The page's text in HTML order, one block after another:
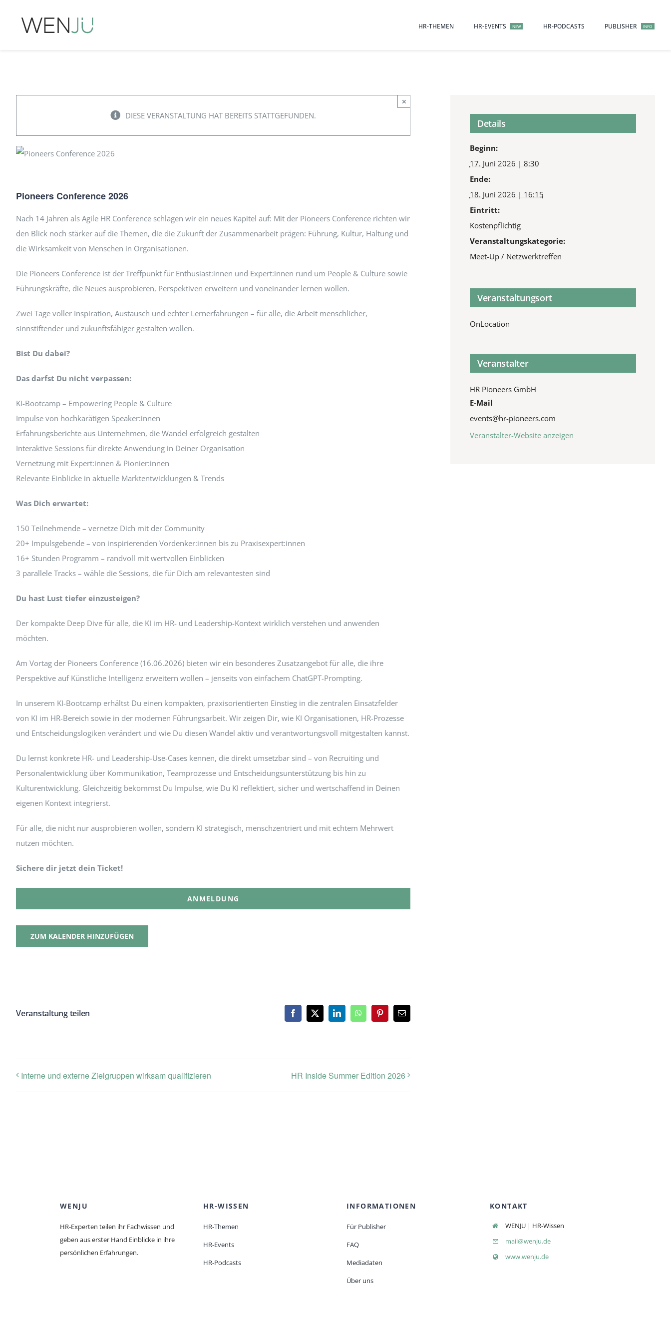
HR-THEMEN HR-EVENTS NEW HR-PODCASTS PUBLISHER INFO
DIESE VERANSTALTUNG HAT BEREITS STATTGEFUNDEN.
×
Pioneers Conference 2026
Nach 14 Jahren als Agile HR Conference schlagen wir ein neues Kapitel auf: Mit der Pioneers Conference richten wir
den Blick noch stärker auf die Themen, die die Zukunft der Zusammenarbeit prägen: Führung, Kultur, Haltung und
die Wirksamkeit von Menschen in Organisationen.
Die Pioneers Conference ist der Treffpunkt für Enthusiast:innen und Expert:innen rund um People & Culture sowie
Führungskräfte, die Neues ausprobieren, Perspektiven erweitern und voneinander lernen wollen.
Zwei Tage voller Inspiration, Austausch und echter Lernerfahrungen – für alle, die Arbeit menschlicher,
sinnstiftender und zukunftsfähiger gestalten wollen.
Bist Du dabei?
Das darfst Du nicht verpassen:
KI-Bootcamp – Empowering People & Culture
Impulse von hochkarätigen Speaker:innen
Erfahrungsberichte aus Unternehmen, die Wandel erfolgreich gestalten
Interaktive Sessions für direkte Anwendung in Deiner Organisation
Vernetzung mit Expert:innen & Pionier:innen
Relevante Einblicke in aktuelle Marktentwicklungen & Trends
Was Dich erwartet:
150 Teilnehmende – vernetze Dich mit der Community
20+ Impulsgebende – von inspirierenden Vordenker:innen bis zu Praxisexpert:innen
16+ Stunden Programm – randvoll mit wertvollen Einblicken
3 parallele Tracks – wähle die Sessions, die für Dich am relevantesten sind
Du hast Lust tiefer einzusteigen?
Der kompakte Deep Dive für alle, die KI im HR- und Leadership-Kontext wirklich verstehen und anwenden
möchten.
Am Vortag der Pioneers Conference (16.06.2026) bieten wir ein besonderes Zusatzangebot für alle, die ihre
Perspektive auf Künstliche Intelligenz erweitern wollen – jenseits von einfachem ChatGPT-Prompting.
In unserem KI-Bootcamp erhältst Du einen kompakten, praxisorientierten Einstieg in die zentralen Einsatzfelder
von KI im HR-Bereich sowie in der modernen Führungsarbeit. Wir zeigen Dir, wie KI Organisationen, HR-Prozesse
und Entscheidungslogiken verändert und wie Du diesen Wandel aktiv und verantwortungsvoll mitgestalten kannst.
Du lernst konkrete HR- und Leadership-Use-Cases kennen, die direkt umsetzbar sind – von Recruiting und
Personalentwicklung über Kommunikation, Teamprozesse und Entscheidungsunterstützung bis hin zu
Kulturentwicklung. Gleichzeitig bekommst Du Impulse, wie Du KI reflektiert, sicher und wertschaffend in Deinen
eigenen Kontext integrierst.
Für alle, die nicht nur ausprobieren wollen, sondern KI strategisch, menschzentriert und mit echtem Mehrwert
nutzen möchten.
Sichere dir jetzt dein Ticket!
ANMELDUNG
ZUM KALENDER HINZUFÜGEN
Veranstaltung teilen Facebook
X LinkedInWhatsAppPinterest
E-
Mail
Interne und externe Zielgruppen wirksam qualifizieren HR Inside Summer Edition 2026
Details
Beginn:
17. Juni 2026 | 8:30
Ende:
18. Juni 2026 | 16:15
Eintritt:
Kostenpflichtig
Veranstaltungskategorie:
Meet-Up / Netzwerktreffen
Veranstaltungsort
OnLocation
Veranstalter
HR Pioneers GmbH
E-Mail
events@hr-pioneers.com
Veranstalter-Website anzeigen
WENJU
HR-Experten teilen ihr Fachwissen und
geben aus erster Hand Einblicke in ihre
persönlichen Erfahrungen.
HR-WISSEN
HR-Themen
HR-Events
HR-Podcasts
INFORMATIONEN
Für Publisher
FAQ
Mediadaten
Über uns
KONTAKT
WENJU | HR-Wissen
mail@wenju.de
www.wenju.de